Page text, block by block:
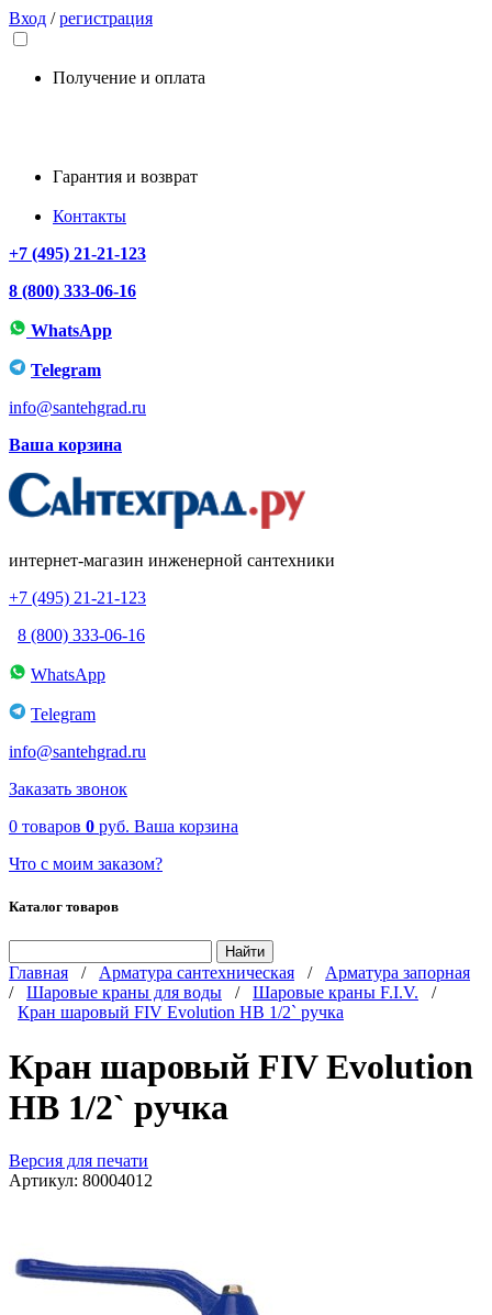
Вход /регистрация
Получение и оплата
Гарантия и возврат
Контакты
+7 (495) 21-21-123
8 (800) 333-06-16
WhatsApp
Telegram
info@santehgrad.ru
Ваша корзина
интернет-магазин инженерной сантехники
+7 (495) 21-21-123
8 (800) 333-06-16
WhatsApp
Telegram
info@santehgrad.ru
Заказать звонок
0 товаров 0 руб. Ваша корзина
Что с моим заказом?
Каталог товаров
Главная / Арматура сантехническая / Арматура запорная
/ Шаровые краны для воды / Шаровые краны F.I.V. /
Кран шаровый FIV Evolution НВ 1/2` ручка
Кран шаровый FIV Evolution
НВ 1/2` ручка
Версия для печати
Артикул: 80004012